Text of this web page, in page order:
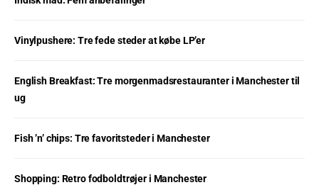
Vinylpushere: Tre fede steder at købe LP’er
English Breakfast: Tre morgenmadsrestauranter i Manchester til
ug
Fish ’n’ chips: Tre favoritsteder i Manchester
Shopping: Retro fodboldtrøjer i Manchester